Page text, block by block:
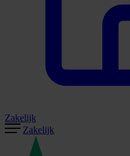
Zakelijk
Zakelijk